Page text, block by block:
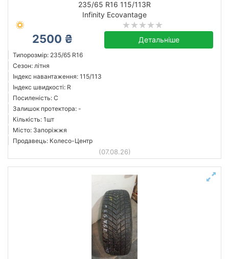
235/65 R16 115/113R
Infinity Ecovantage
2500 ₴ Детальніше
Типорозмір: 235/65 R16
Сезон: літня
Індекс навантаження: 115/113
Індекс швидкості: R
Посиленість: C
Залишок протектора: -
Кількість: 1шт
Місто: Запоріжжя
Продавець: Колесо-Центр
(07.08.26)
Infinity
Усі бренди
Скинути